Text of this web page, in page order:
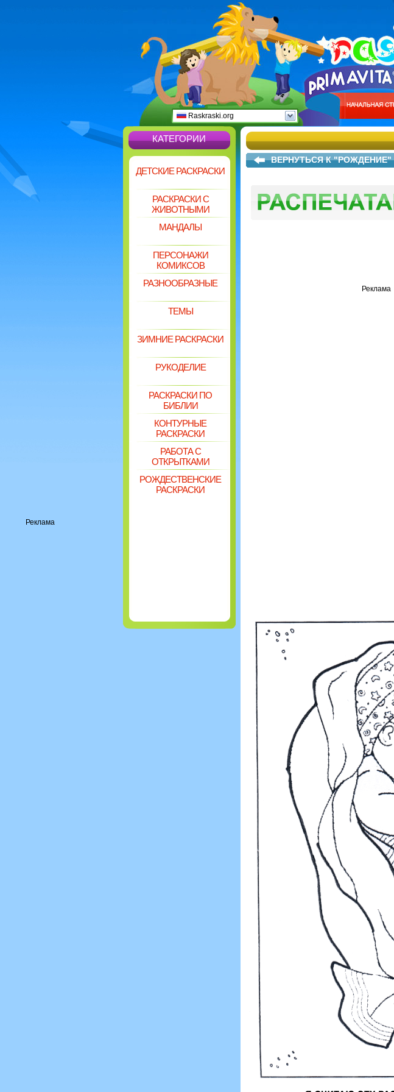
Реклама
Raskraski.org
КАТЕГОРИИ
ДЕТСКИЕ РАСКРАСКИ
РАСКРАСКИ С
ЖИВОТНЫМИ
МАНДАЛЫ
ПЕРСОНАЖИ
КОМИКСОВ
РАЗНООБРАЗНЫЕ
ТЕМЫ
ЗИМНИЕ РАСКРАСКИ
РУКОДЕЛИЕ
РАСКРАСКИ ПО
БИБЛИИ
КОНТУРНЫЕ
РАСКРАСКИ
РАБОТА С
ОТКРЫТКАМИ
РОЖДЕСТВЕНСКИЕ
РАСКРАСКИ
ВЕРНУТЬСЯ К "РОЖДЕНИЕ"
Реклама